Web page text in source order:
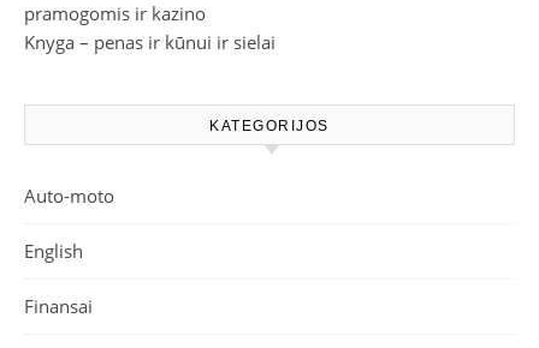
pramogomis ir kazino
Knyga – penas ir kūnui ir sielai
KATEGORIJOS
Auto-moto
English
Finansai